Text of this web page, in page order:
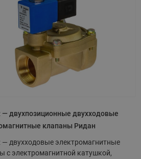
— двухпозиционные двухходовые
клапаны Ридан
— двухходовые электромагнитные
с электромагнитной катушкой,